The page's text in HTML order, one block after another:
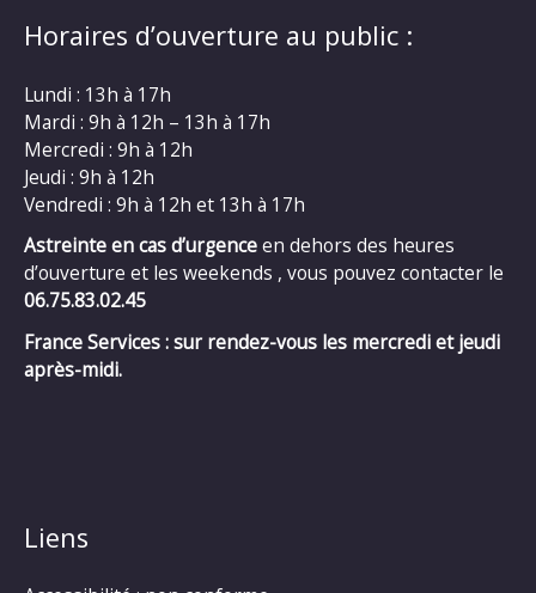
Horaires d’ouverture au public :
Lundi : 13h à 17h
Mardi : 9h à 12h – 13h à 17h
Mercredi : 9h à 12h
Jeudi : 9h à 12h
Vendredi : 9h à 12h et 13h à 17h
Astreinte en cas d’urgenceen dehors des heures
d’ouverture et les weekends , vous pouvez contacter le
06.75.83.02.45
France Services : sur rendez-vous les mercredi et jeudi
après-midi.
Liens